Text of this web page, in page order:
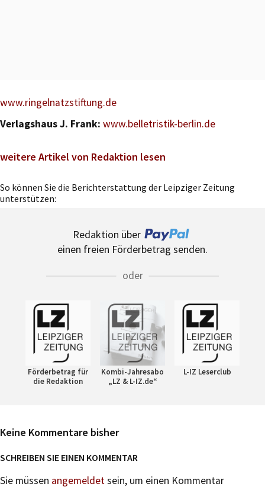
www.ringelnatzstiftung.de
Verlagshaus J. Frank: www.belletristik-berlin.de
weitere Artikel von Redaktion lesen
So können Sie die Berichterstattung der Leipziger Zeitung
unterstützen:
Redaktion über
einen freien Förderbetrag senden.
oder
Förderbetrag für
die Redaktion
Kombi-Jahresabo
„LZ & L-IZ.de“
L-IZ Leserclub
Keine Kommentare bisher
SCHREIBEN SIE EINEN KOMMENTAR
Sie müssen angemeldetsein, um einen Kommentar